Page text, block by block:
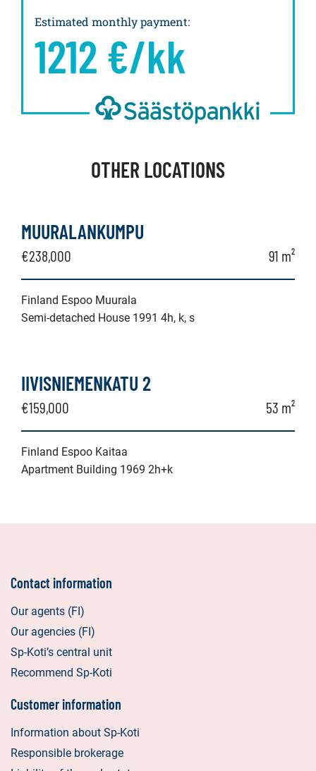
Estimated monthly payment:
1212 €/kk
OTHER LOCATIONS
MUURALANKUMPU
€238,000 91 m²
Finland Espoo Muurala
Semi-detached House 1991 4h, k, s
IIVISNIEMENKATU 2
€159,000 53 m²
Finland Espoo Kaitaa
Apartment Building 1969 2h+k
Contact information
Our agents (FI)
Our agencies (FI)
Sp-Koti’s central unit
Recommend Sp-Koti
Customer information
Information about Sp-Koti
Responsible brokerage